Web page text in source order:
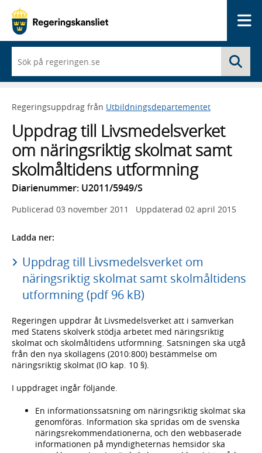
du
börjar
skriva
framträder
lista
med
sökförslag
Regeringsuppdrag från Utbildningsdepartementet
Uppdrag till Livsmedelsverket
om näringsriktig skolmat samt
skolmåltidens utformning
Diarienummer: U2011/5949/S
Publicerad 03 november 2011 Uppdaterad 02 april 2015
Ladda ner:
Uppdrag till Livsmedelsverket om
näringsriktig skolmat samt skolmåltidens
utformning (pdf 96 kB)
Regeringen uppdrar åt Livsmedelsverket att i samverkan
med Statens skolverk stödja arbetet med näringsriktig
skolmat och skolmåltidens utformning. Satsningen ska utgå
från den nya skollagens (2010:800) bestämmelse om
näringsriktig skolmat (lO kap. 10 §).
I uppdraget ingår följande.
En informationssatsning om näringsriktig skolmat ska
genomföras. Information ska spridas om de svenska
näringsrekommendationerna, och den webbaserade
informationen på myndigheternas hemsidor ska